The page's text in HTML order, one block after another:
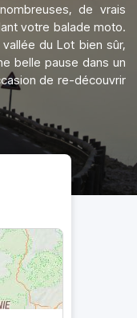
de vrais
votre balade moto.
du Lot bien sûr,
belle pause dans un
de re-découvrir